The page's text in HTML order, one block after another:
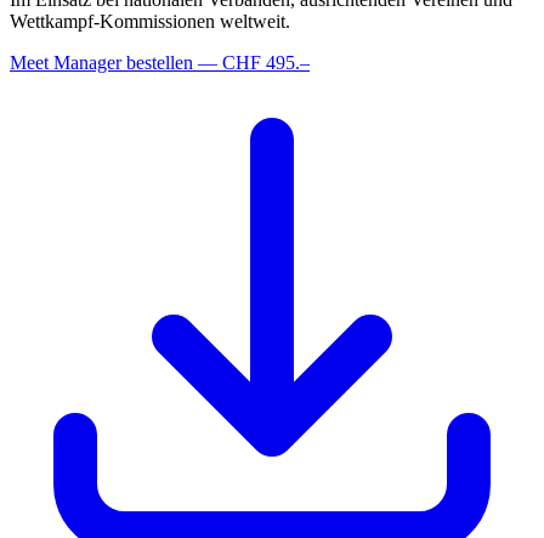
Wettkampf-Kommissionen weltweit.
Meet Manager bestellen — CHF 495.–